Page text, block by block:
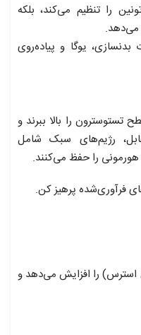
را تنظیم می‌کند، بلکه
بدنسازی، یوگا و پیاده‌روی
را بالا ببرند و
رژیم‌های سبک شامل
هورمونی را حفظ می‌کنند.
فرآوری‌شده پرهیز کن.
استرس) را افزایش می‌دهد و